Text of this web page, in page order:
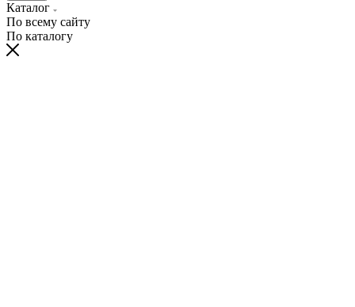
Каталог
По всему сайту
По каталогу